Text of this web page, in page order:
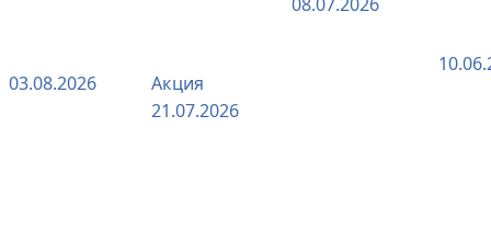
03.08.2026
Акция
21.07.2026